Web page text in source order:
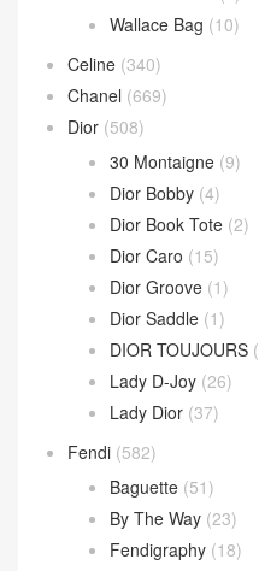
文章類目
(594)
Andiamo(30)
Andiamo 手拿包(2)
Hop 斜挎包 (4)
Jodie 手提包 (17)
Loop 斜挎包 (4)
Parachute Bag(10)
Sardine Hobo(4)
Wallace Bag(10)
Celine (340)
Chanel(669)
Dior
(508)
30 Montaigne(9)